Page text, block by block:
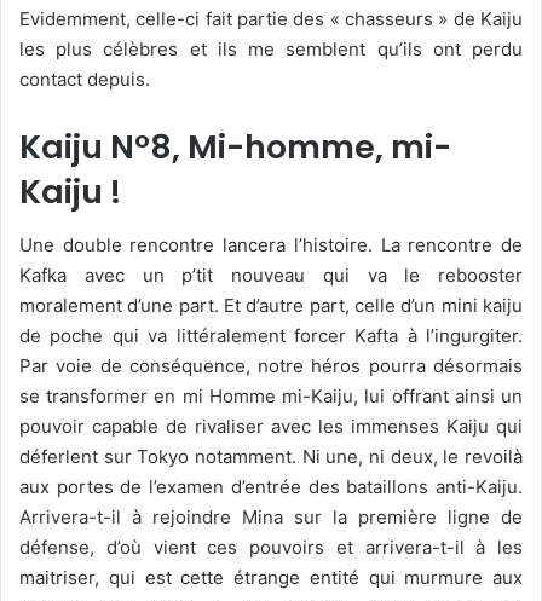
Evidemment, celle-ci fait partie des « chasseurs » de Kaiju
les plus célèbres et ils me semblent qu’ils ont perdu
contact depuis.
Kaiju N°8, Mi-homme, mi-
Kaiju !
Une double rencontre lancera l’histoire. La rencontre de
Kafka avec un p’tit nouveau qui va le rebooster
moralement d’une part. Et d’autre part, celle d’un mini kaiju
de poche qui va littéralement forcer Kafta à l’ingurgiter.
Par voie de conséquence, notre héros pourra désormais
se transformer en mi Homme mi-Kaiju, lui offrant ainsi un
pouvoir capable de rivaliser avec les immenses Kaiju qui
déferlent sur Tokyo notamment. Ni une, ni deux, le revoilà
aux portes de l’examen d’entrée des bataillons anti-Kaiju.
Arrivera-t-il à rejoindre Mina sur la première ligne de
défense, d’où vient ces pouvoirs et arrivera-t-il à les
maitriser, qui est cette étrange entité qui murmure aux